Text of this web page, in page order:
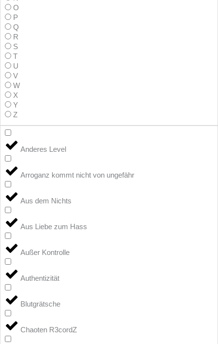
O
P
Q
R
S
T
U
V
W
X
Y
Z
Anderes Level
Arroganz kommt nicht von ungefähr
Aus dem Nichts
Aus Liebe zum Hass
Außer Kontrolle
Authentizität
Blutgrätsche
Chaoten R3cordZ